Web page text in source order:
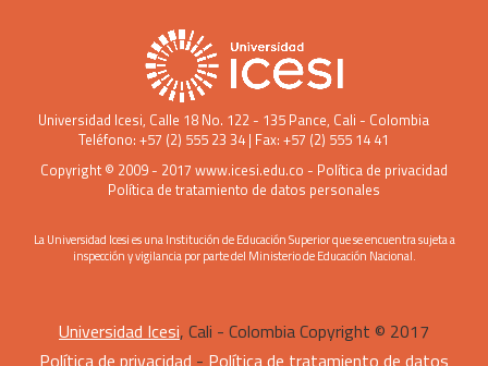
Universidad Icesi, Calle 18 No. 122 - 135 Pance, Cali - Colombia
Teléfono: +57 (2) 555 23 34 | Fax: +57 (2) 555 14 41
Copyright © 2009 - 2017 www.icesi.edu.co - Política de privacidad
Política de tratamiento de datos personales
La Universidad Icesi es una Institución de Educación Superior que se encuentra sujeta a
inspección y vigilancia por parte del Ministerio de Educación Nacional.
Universidad Icesi, Cali - Colombia Copyright © 2017
Política de privacidad - Política de tratamiento de datos